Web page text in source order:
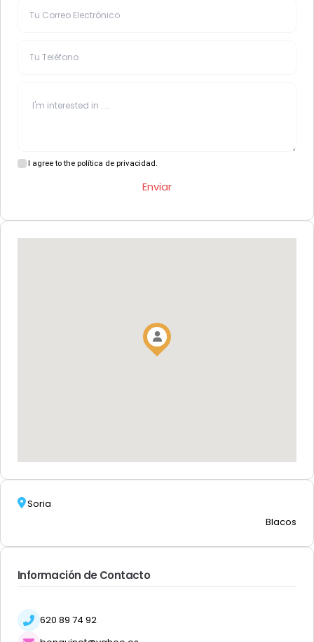
I agree to the política de privacidad.
Enviar
Soria
Blacos
Información de Contacto
620 89 74 92